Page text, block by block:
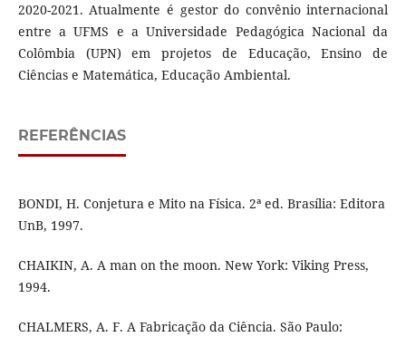
2020-2021. Atualmente é gestor do convênio internacional
entre a UFMS e a Universidade Pedagógica Nacional da
Colômbia (UPN) em projetos de Educação, Ensino de
Ciências e Matemática, Educação Ambiental.
REFERÊNCIAS
BONDI, H. Conjetura e Mito na Física. 2ª ed. Brasília: Editora
UnB, 1997.
CHAIKIN, A. A man on the moon. New York: Viking Press,
1994.
CHALMERS, A. F. A Fabricação da Ciência. São Paulo: